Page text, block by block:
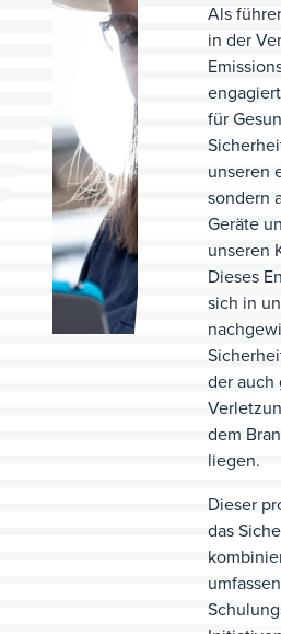
Als
in der
für
unseren
sondern
Geräte
unseren
Dieses
sich in
der auch
dem
liegen.
Dieser
das